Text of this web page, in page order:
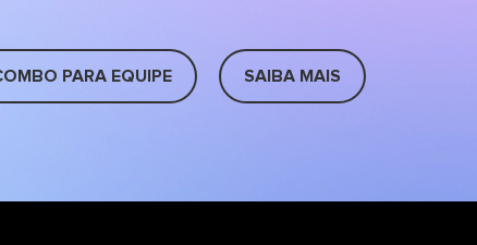
PARA EQUIPE SAIBA MAIS